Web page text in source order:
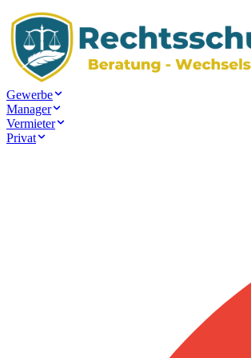
Gewerbe
Manager
Vermieter
Privat